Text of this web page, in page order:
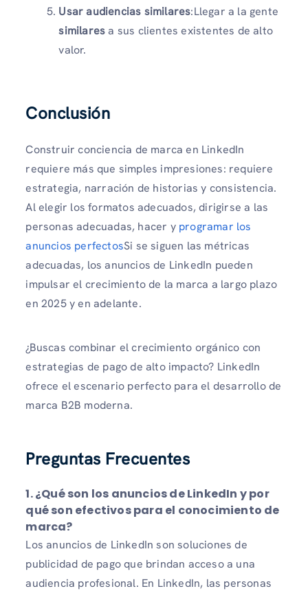
Usar audiencias similares:Llegar a la gente
similaresa sus clientes existentes de alto
valor.
Conclusión
Construir conciencia de marca en LinkedIn
requiere más que simples impresiones: requiere
estrategia, narración de historias y consistencia.
Al elegir los formatos adecuados, dirigirse a las
personas adecuadas, hacer y programar los
anuncios perfectosSi se siguen las métricas
adecuadas, los anuncios de LinkedIn pueden
impulsar el crecimiento de la marca a largo plazo
en 2025 y en adelante.
¿Buscas combinar el crecimiento orgánico con
estrategias de pago de alto impacto? LinkedIn
ofrece el escenario perfecto para el desarrollo de
marca B2B moderna.
Preguntas Frecuentes
1. ¿Qué son los anuncios de LinkedIn y por
qué son efectivos para el conocimiento de
marca?
Los anuncios de LinkedIn son soluciones de
publicidad de pago que brindan acceso a una
audiencia profesional. En LinkedIn, las personas